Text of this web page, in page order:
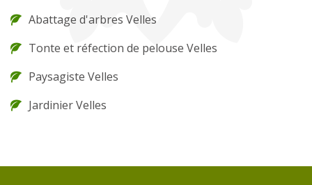
Abattage d'arbres Velles
Tonte et réfection de pelouse Velles
Paysagiste Velles
Jardinier Velles